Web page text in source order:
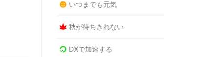
いつまでも元気
秋が待ちきれない
DXで加速する